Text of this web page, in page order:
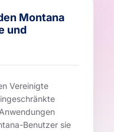
Montana
und
Vereinigte
Benutzer sie